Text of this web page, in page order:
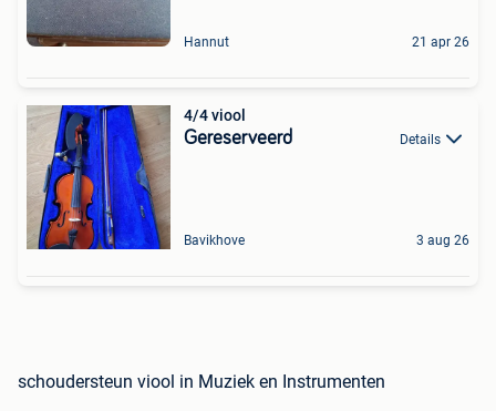
Hannut 21 apr 26
4/4 viool
Gereserveerd Details
Bavikhove 3 aug 26
schoudersteun viool in Muziek en Instrumenten